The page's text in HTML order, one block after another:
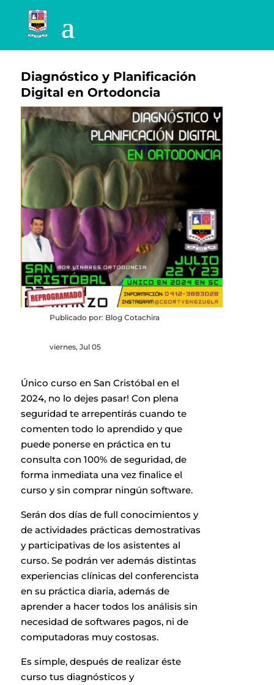
Diagnóstico y Planificación
Digital en Ortodoncia
Publicado por: Blog Cotachira
viernes, Jul 05
Único curso en San Cristóbal en el
2024, no lo dejes pasar! Con plena
seguridad te arrepentirás cuando te
comenten todo lo aprendido y que
puede ponerse en práctica en tu
consulta con 100% de seguridad, de
forma inmediata una vez finalice el
curso y sin comprar ningún software.
Serán dos días de full conocimientos y
de actividades prácticas demostrativas
y participativas de los asistentes al
curso. Se podrán ver además distintas
experiencias clínicas del conferencista
en su práctica diaria, además de
aprender a hacer todos los análisis sin
necesidad de softwares pagos, ni de
computadoras muy costosas.
Es simple, después de realizar éste
curso tus diagnósticos y